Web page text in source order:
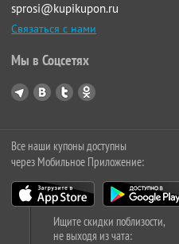
sprosi@kupikupon.ru
Связаться с нами
Мы в Соцсетях
Все наши купоны доступны
через Мобильное Приложение:
Ищите скидки поблизости,
не выходя из чата: